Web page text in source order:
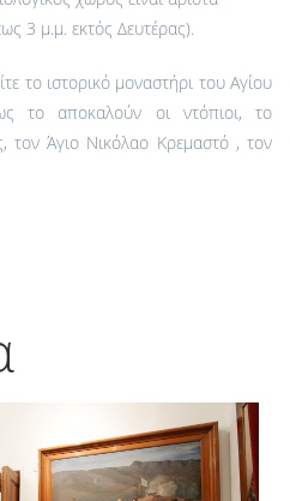
3 μ.μ. εκτός Δευτέρας).
το ιστορικό μοναστήρι του Αγίου
το αποκαλούν οι ντόπιοι, το
τον Άγιο Νικόλαο Κρεμαστό , τον